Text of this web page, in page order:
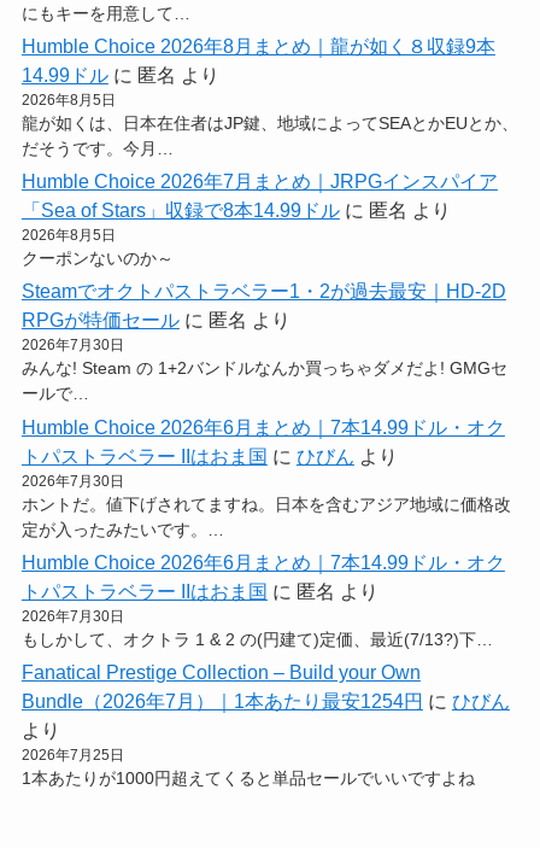
にもキーを用意して…
Humble Choice 2026年8月まとめ｜龍が如く８収録9本
14.99ドルに 匿名 より
2026年8月5日
龍が如くは、日本在住者はJP鍵、地域によってSEAとかEUとか、
だそうです。今月…
Humble Choice 2026年7月まとめ｜JRPGインスパイア
「Sea of Stars」収録で8本14.99ドルに 匿名 より
2026年8月5日
クーポンないのか～
Steamでオクトパストラベラー1・2が過去最安｜HD-2D
RPGが特価セールに 匿名 より
2026年7月30日
みんな! Steam の 1+2バンドルなんか買っちゃダメだよ! GMGセ
ールで…
Humble Choice 2026年6月まとめ｜7本14.99ドル・オク
トパストラベラー IIはおま国 に ひびん より
2026年7月30日
ホントだ。値下げされてますね。日本を含むアジア地域に価格改
定が入ったみたいです。…
Humble Choice 2026年6月まとめ｜7本14.99ドル・オク
トパストラベラー IIはおま国 に 匿名 より
2026年7月30日
もしかして、オクトラ 1 & 2 の(円建て)定価、最近(7/13?)下…
Fanatical Prestige Collection – Build your Own
Bundle（2026年7月）｜1本あたり最安1254円 に ひびん
より
2026年7月25日
1本あたりが1000円超えてくると単品セールでいいですよね